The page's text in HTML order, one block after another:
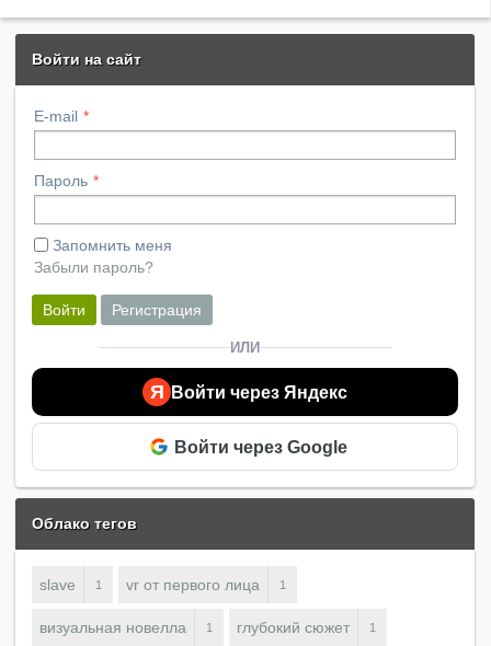
Войти на сайт
E-mail
Пароль
Запомнить меня
Забыли пароль?
Войти Регистрация
ИЛИ
Я Войти через Яндекс
Войти через Google
Облако тегов
slave 1 vr от первого лица 1
визуальная новелла 1 глубокий сюжет 1